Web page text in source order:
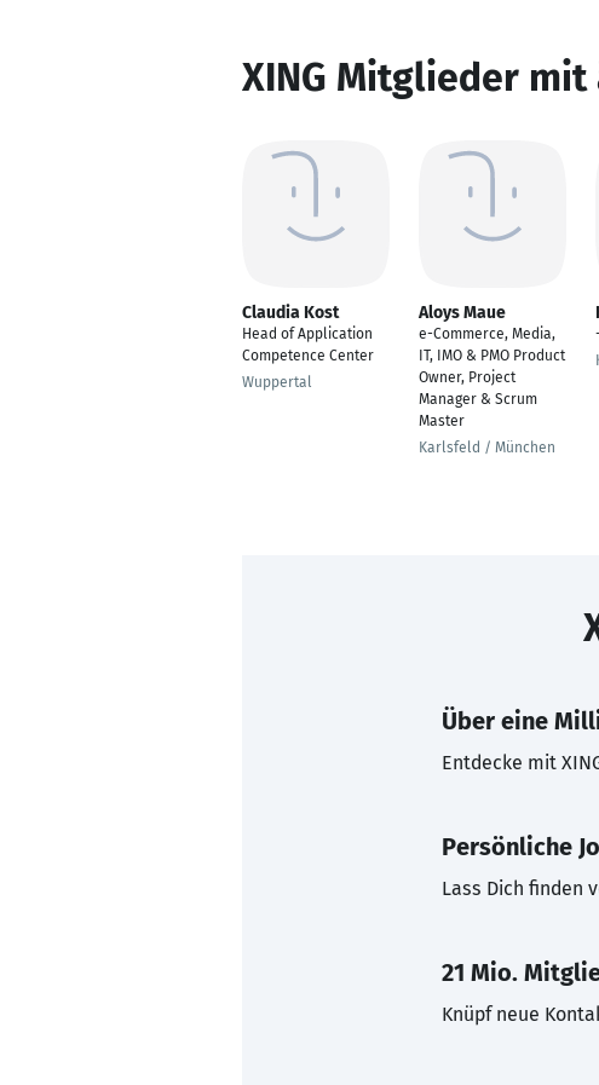
XING Mitglieder
Claudia Kost
Head of Application
Competence Center
Wuppertal
Aloys Maue
e-Commerce, Media,
IT, IMO & PMO Product
Owner, Project
Manager & Scrum
Master
Karlsfeld / München
Über eine
Entdecke mit
Persönliche
Lass Dich finden
21 Mio.
Knüpf neue